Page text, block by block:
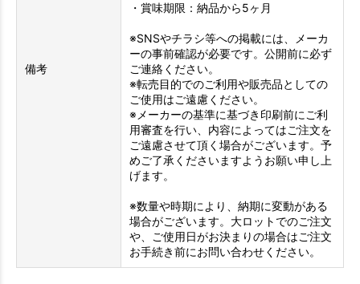
備考
・賞味期限：納品から5ヶ月
※SNSやチラシ等への掲載には、メーカ
ーの事前確認が必要です。公開前に必ず
ご連絡ください。
※転売目的でのご利用や販売品としての
ご使用はご遠慮ください。
※メーカーの基準に基づき印刷前にご利
用審査を行い、内容によってはご注文を
ご遠慮させて頂く場合がございます。予
めご了承くださいますようお願い申し上
げます。
※数量や時期により、納期に変動がある
場合がございます。大ロットでのご注文
や、ご使用日がお決まりの場合はご注文
お手続き前にお問い合わせください。